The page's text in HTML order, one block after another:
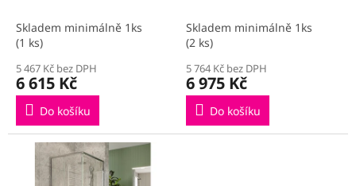
ů
ALU, sklo čiré, 90 cm,
vanička, sifon
Skladem minimálně 1ks
(1 ks)
5 467 Kč bez DPH
6 615 Kč
Do košíku
ALU, sklo čiré, 90 cm,
vanička, sifon
Skladem minimálně 1ks
(2 ks)
5 764 Kč bez DPH
6 975 Kč
Do košíku